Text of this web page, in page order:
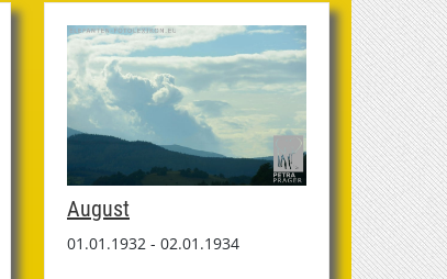
August
01.01.1932 - 02.01.1934